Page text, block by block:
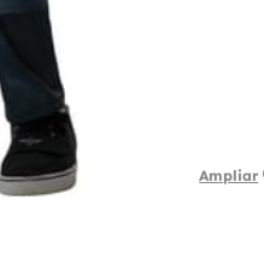
Ampliar